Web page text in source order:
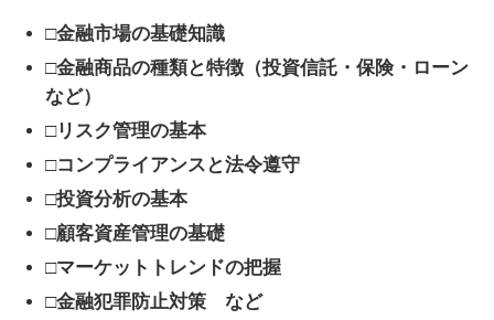
□金融市場の基礎知識
□金融商品の種類と特徴（投資信託・保険・ローン
など）
□リスク管理の基本
□コンプライアンスと法令遵守
□投資分析の基本
□顧客資産管理の基礎
□マーケットトレンドの把握
□金融犯罪防止対策 など